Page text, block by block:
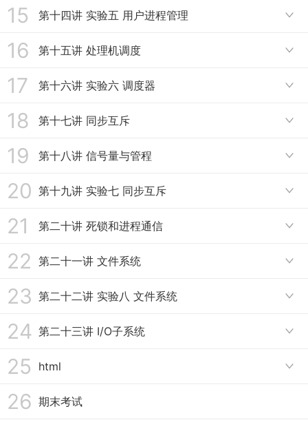
9.6 缺页率置换算法
10.5 页换入换出机制
11.4 三状态进程模型
11.5 挂起进程模型
11.6 线程的概念
12.4 进程等待与退出
13.1 总体介绍
13.4 实际操作
15 第十四讲 实验五 用户进程管理 
14.1 总体介绍
14.4 执行ELF格式的二进制代码-load_icode的实现
14.5 进程复制
14.6 内存管理的copy-on-write机制
16 第十五讲 处理机调度 
15.1 处理机调度概念
15.5 实时调度和多处理器调度
15.6 优先级反置
17 第十六讲 实验六 调度器 
16.1 总体介绍和调度过程
16.4 Stride调度算法
18 第十七讲 同步互斥 
17.1 背景
17.4 基于软件的同步方法
17.5 高级抽象的同步方法
19 第十八讲 信号量与管程 
18.1 信号量
18.4 哲学家就餐问题
18.5 读者-写者问题
20 第十九讲 实验七 同步互斥 
19.1 总体介绍
19.4 管程和条件变量设计实现
19.5 哲学家就餐问题
21 第二十讲 死锁和进程通信 
20.1 死锁概念
20.4 死锁检测
20.6 信号和管道
22 第二十一讲 文件系统 
21.1 文件系统和文件
21.5 文件缓存和打开文件
23 第二十二讲 实验八 文件系统 
22.1 总体介绍
22.4 Virtual File System分析
24 第二十三讲 I/O子系统 
25 html 
html
26 期末考试